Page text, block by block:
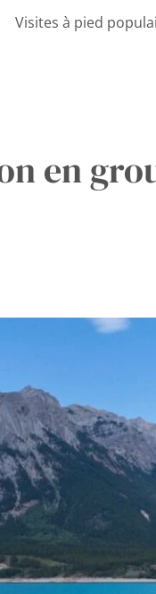
Visites à pied
en